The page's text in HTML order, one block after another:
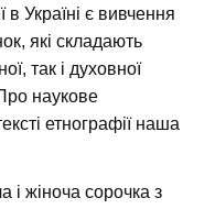
Україні є вивчення
які складають
так і духовної
наукове
етнографії наша
і жіноча сорочка з